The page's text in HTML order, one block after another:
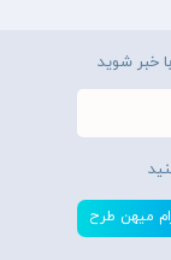
خبر شوید
ميهن طرح